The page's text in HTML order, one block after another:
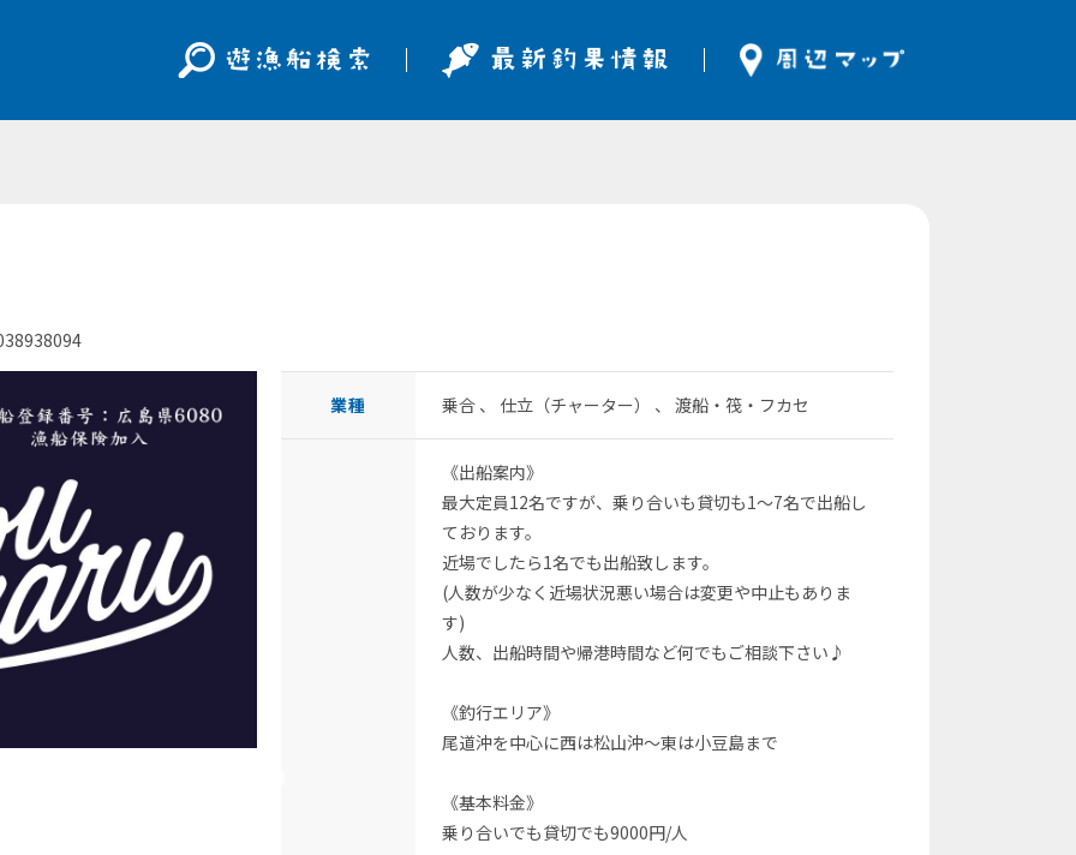
業種 乗合 、 仕立（チャーター） 、 渡船・筏・フカセ
《出船案内》
最大定員12名ですが、乗り合いも貸切も1〜7名で出船し
ております。
近場でしたら1名でも出船致します。
(人数が少なく近場状況悪い場合は変更や中止もありま
す)
人数、出船時間や帰港時間など何でもご相談下さい♪
《釣行エリア》
尾道沖を中心に西は松山沖〜東は小豆島まで
《基本料金》
乗り合いでも貸切でも9000円/人